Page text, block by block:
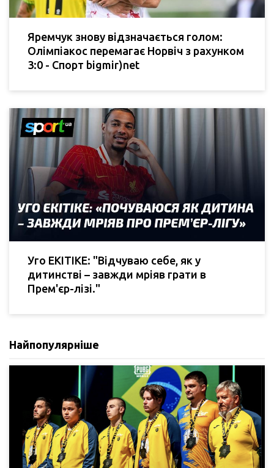
Яремчук знову відзначається голом:
Олімпіакос перемагає Норвіч з рахунком
3:0 - Спорт bigmir)net
Уго ЕКІТІКЕ: "Відчуваю себе, як у
дитинстві – завжди мріяв грати в
Прем'єр-лізі."
Найпопулярніше